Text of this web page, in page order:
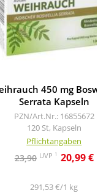
450 mg
Serrata Kapseln
PZN/Art.Nr.: 16855672
120 St, Kapseln
Pflichtangaben
23,90 UVP 1 20,99 €
291,53 €/1 kg